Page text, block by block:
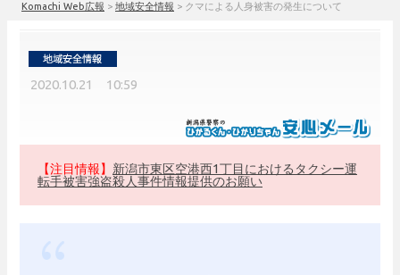
Komachi Web広報 > 地域安全情報 > クマによる人身被害の発生について
2020.10.21 10:59
【注目情報】 新潟市東区空港西1丁目におけるタクシー運
転手被害強盗殺人事件情報提供のお願い